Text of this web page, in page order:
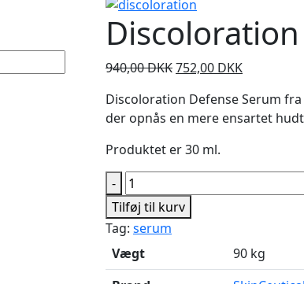
940,00DKKDen
pris
var:
940,00 DKK.
752,00 DKKDen
pris
er:
Discoloration Defense Serum
der opnås en mere ensartet
Produktet er 30 ml.
-
Discoloration
Defense
Serum
antal
Tilføj til kurv
Tag: serum
Vægt
90 kg